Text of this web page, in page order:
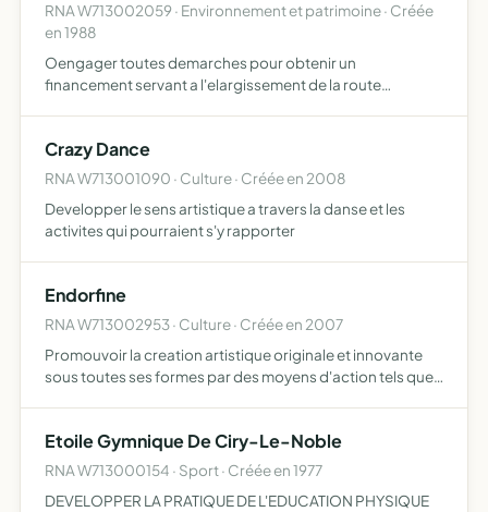
RNA W713002059 · Environnement et patrimoine · Créée
en 1988
Oengager toutes demarches pour obtenir un
financement servant a l'elargissement de la route
Crazy Dance
RNA W713001090 · Culture · Créée en 2008
Developper le sens artistique a travers la danse et les
activites qui pourraient s'y rapporter
Endorfine
RNA W713002953 · Culture · Créée en 2007
Promouvoir la creation artistique originale et innovante
sous toutes ses formes par des moyens d'action tels que
Etoile Gymnique De Ciry-Le-Noble
RNA W713000154 · Sport · Créée en 1977
DEVELOPPER LA PRATIQUE DE L'EDUCATION PHYSIQUE